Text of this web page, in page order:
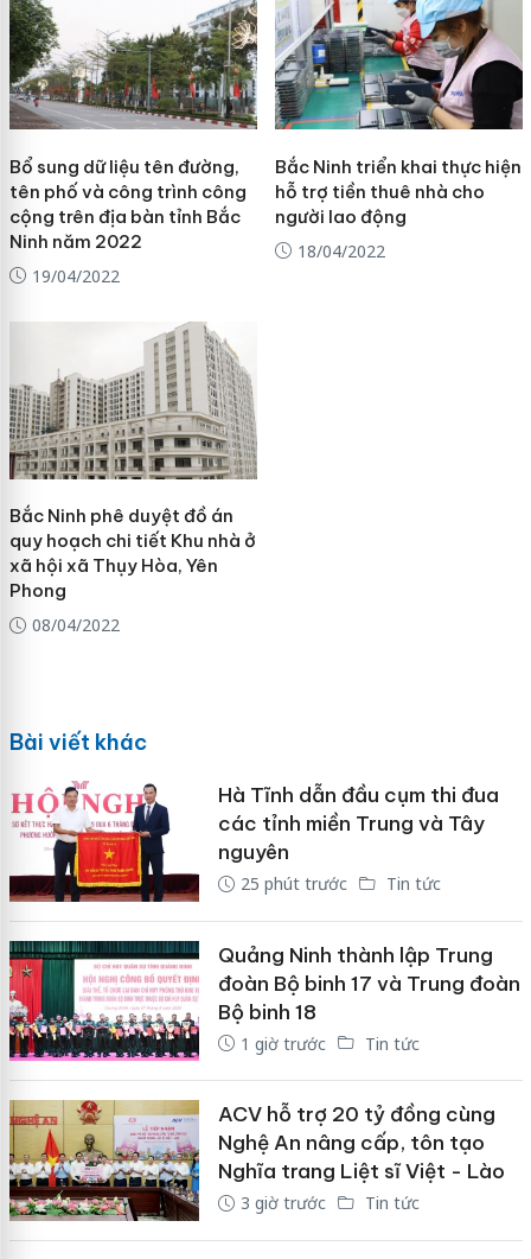
Bổ sung dữ liệu tên đường,
tên phố và công trình công
cộng trên địa bàn tỉnh Bắc
Ninh năm 2022
19/04/2022
Bắc Ninh triển khai thực hiện
hỗ trợ tiền thuê nhà cho
người lao động
18/04/2022
Bắc Ninh phê duyệt đồ án
quy hoạch chi tiết Khu nhà ở
xã hội xã Thụy Hòa, Yên
Phong
08/04/2022
Bài viết khác
Hà Tĩnh dẫn đầu cụm thi đua
các tỉnh miền Trung và Tây
nguyên
25 phút trước Tin tức
Quảng Ninh thành lập Trung
đoàn Bộ binh 17 và Trung đoàn
Bộ binh 18
1 giờ trước Tin tức
ACV hỗ trợ 20 tỷ đồng cùng
Nghệ An nâng cấp, tôn tạo
Nghĩa trang Liệt sĩ Việt - Lào
3 giờ trước Tin tức